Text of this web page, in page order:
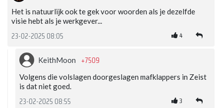
Het is natuurlijk ook te gek voor woorden als je dezelfde
visie hebt als je werkgever...
23-02-2025 08:05 4
KeithMoon +7509
Volgens die volslagen doorgeslagen mafklappers in Zeist
is dat niet goed.
23-02-2025 08:55 3